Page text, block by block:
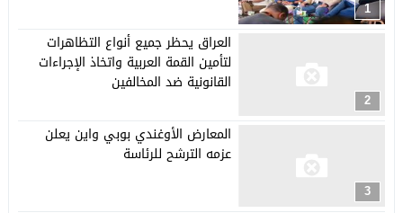
1
2
العراق يحظر جميع أنواع التظاهرات
لتأمين القمة العربية واتخاذ الإجراءات
القانونية ضد المخالفين
3
المعارض الأوغندي بوبي واين يعلن
عزمه الترشح للرئاسة